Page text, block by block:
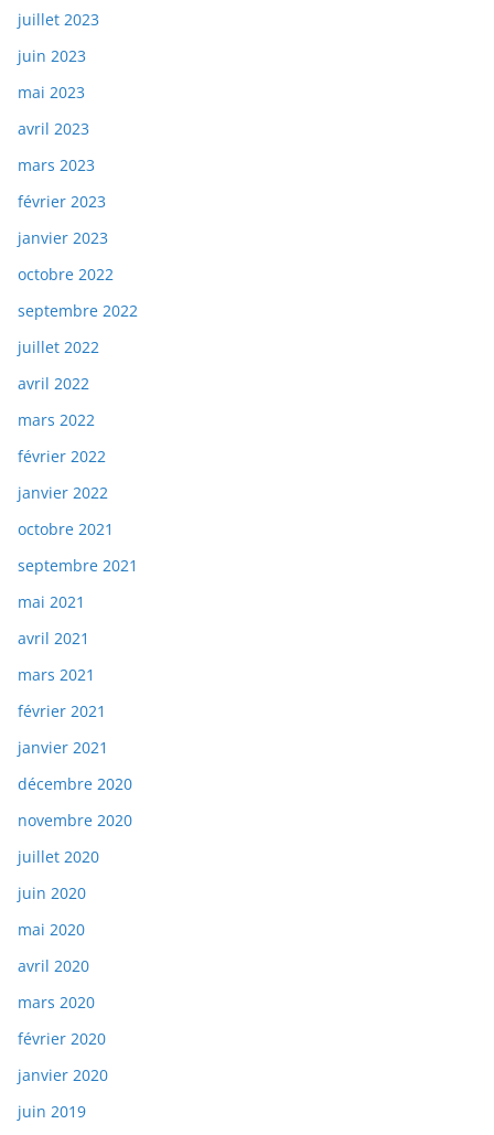
juillet 2023
juin 2023
mai 2023
avril 2023
mars 2023
février 2023
janvier 2023
octobre 2022
septembre 2022
juillet 2022
avril 2022
mars 2022
février 2022
janvier 2022
octobre 2021
septembre 2021
mai 2021
avril 2021
mars 2021
février 2021
janvier 2021
décembre 2020
novembre 2020
juillet 2020
juin 2020
mai 2020
avril 2020
mars 2020
février 2020
janvier 2020
juin 2019